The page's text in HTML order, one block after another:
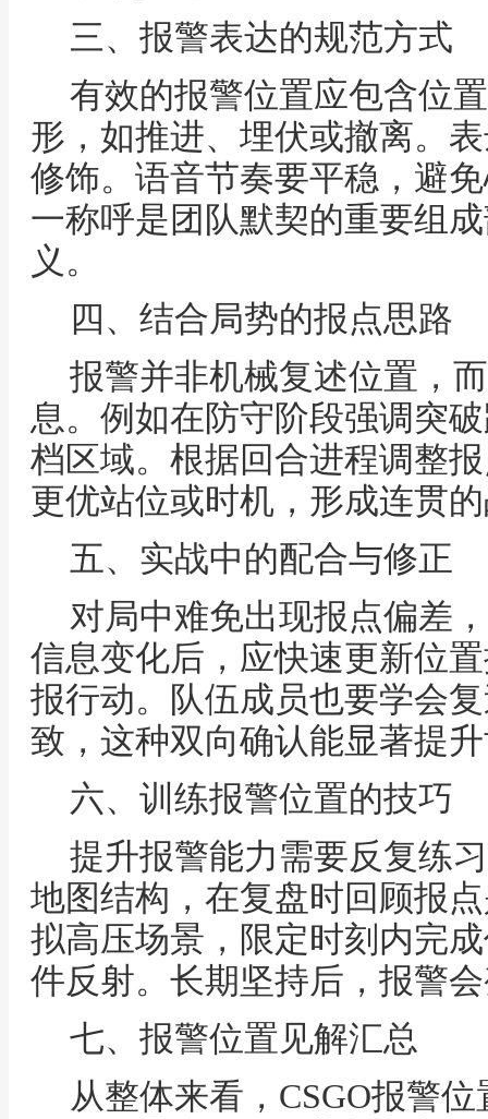
三、报警表达的规范方式
有效的报警位置应包含位
形，如推进、埋伏或撤离。
修饰。语音节奏要平稳，避
一称呼是团队默契的重要组
义。
四、结合局势的报点思路
报警并非机械复述位置，
息。例如在防守阶段强调突
档区域。根据回合进程调整
更优站位或时机，形成连贯
五、实战中的配合与修正
对局中难免出现报点偏差
信息变化后，应快速更新位
报行动。队伍成员也要学会
致，这种双向确认能显著提
六、训练报警位置的技巧
提升报警能力需要反复练
地图结构，在复盘时回顾报
拟高压场景，限定时刻内完
件反射。长期坚持后，报警
七、报警位置见解汇总
从整体来看，CSGO报警